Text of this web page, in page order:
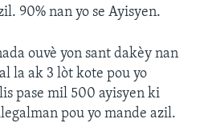
90% nan yo se Ayisyen.
ouvè yon sant dakèy nan
la ak 3 lòt kote pou yo
pase mil 500 ayisyen ki
pou yo mande azil.